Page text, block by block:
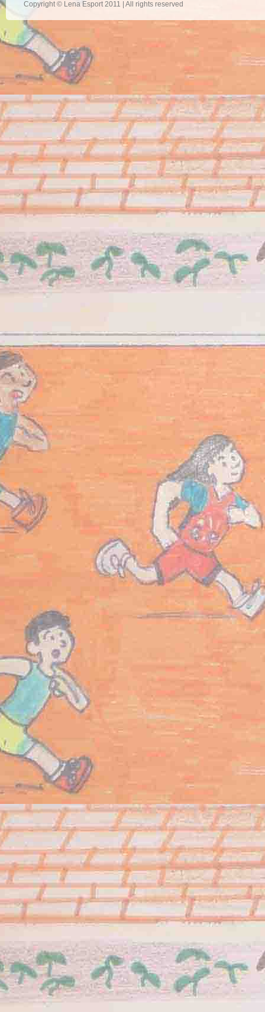
Copyright © Lena Esport 2011 | All rights reserved